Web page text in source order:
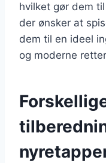
hvilket gør dem
der ønsker at
dem til en ideel
og moderne